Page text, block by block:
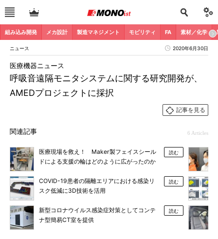
組み込み開発 メカ設計 製造マネジメント モビリティ FA 素材／化学
ニュース 2020年6月30日
呼吸音遠隔モニタシステムに関する研究開発が、
AMEDプロジェクトに採択
医療機器ニュース
記事を見る
関連記事 6 Articles
医療現場を救え！ Maker製フェイスシール
ドによる支援の輪はどのように広がったのか
読む
COVID-19患者の隔離エリアにおける感染リ
スク低減に3D技術を活用
読む
新型コロナウイルス感染症対策としてコンテ
ナ型簡易CT室を提供
読む